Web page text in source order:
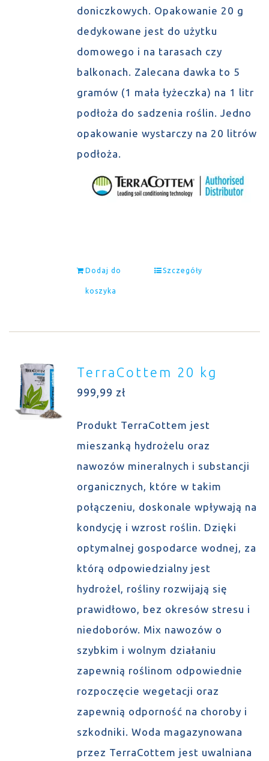
doniczkowych. Opakowanie 20 g
dedykowane jest do użytku
domowego i na tarasach czy
balkonach. Zalecana dawka to 5
gramów (1 mała łyżeczka) na 1 litr
podłoża do sadzenia roślin. Jedno
opakowanie wystarczy na 20 litrów
podłoża.
Dodaj do
koszyka
Szczegóły
TerraCottem 20 kg
999,99 zł
Produkt TerraCottem jest
mieszanką hydrożelu oraz
nawozów mineralnych i substancji
organicznych, które w takim
połączeniu, doskonale wpływają na
kondycję i wzrost roślin. Dzięki
optymalnej gospodarce wodnej, za
którą odpowiedzialny jest
hydrożel, rośliny rozwijają się
prawidłowo, bez okresów stresu i
niedoborów. Mix nawozów o
szybkim i wolnym działaniu
zapewnią roślinom odpowiednie
rozpoczęcie wegetacji oraz
zapewnią odporność na choroby i
szkodniki. Woda magazynowana
przez TerraCottem jest uwalniana